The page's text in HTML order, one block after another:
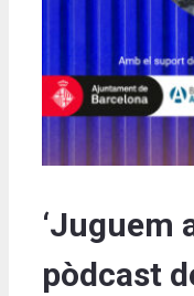
‘Juguem
pòdcast